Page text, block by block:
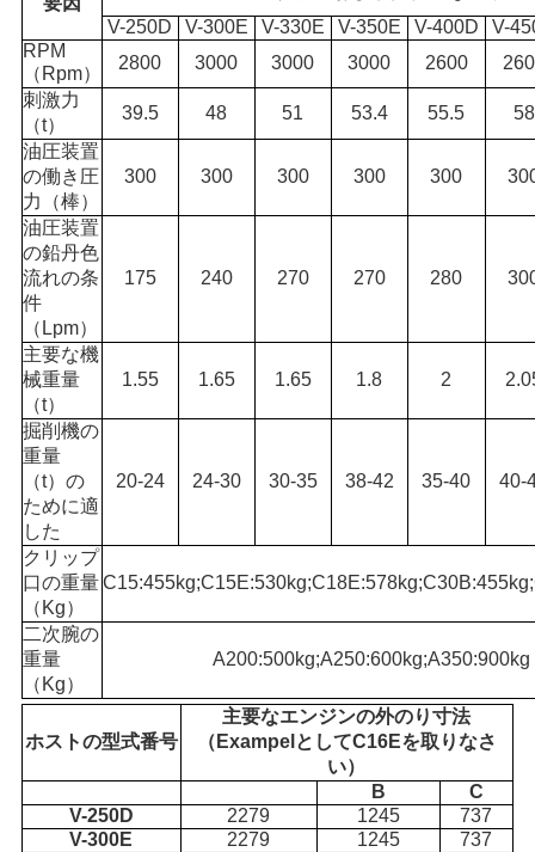
V-250D
V-300E V-330E V-350E V-400D
V-
RPM
（Rpm）
2800 3000 3000 3000 2600
刺激力
（t）
39.5 48 51 53.4 55.5
58
油圧装置
の働き圧
力（棒）
300 300 300 300 300
油圧装置
の鉛丹色
流れの条
件
（Lpm）
175 240 270 270 280
主要な機
械重量
（t）
1.55 1.65 1.65 1.8 2
掘削機の
重量
（t）の
ために適
した
20-24 24-30 30-35 38-42 35-40 40-
クリップ
口の重量
（Kg）
二次腕の
重量
（Kg）
A200:500kg;A250:600kg;A350:900kg
ホストの型式番号
主要なエンジンの外のり寸法
（ExampelとしてC16Eを取りなさ
い）
B
C
V-250D
2279 1245
737
V-300E
2279 1245
737